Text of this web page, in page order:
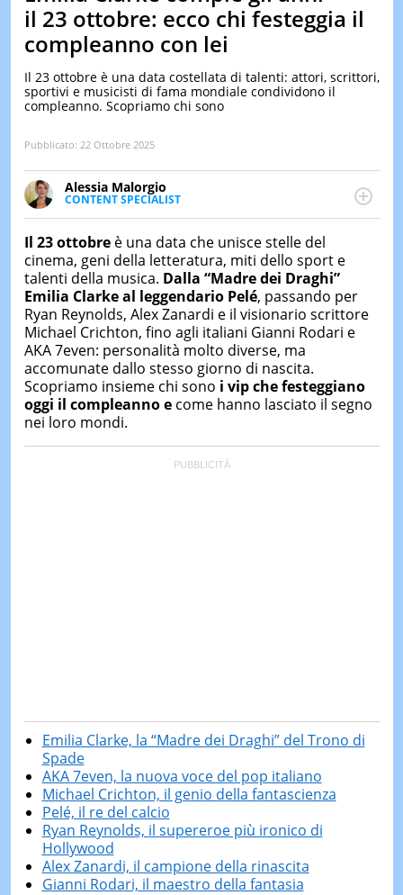
TEST
&
LE
DI
il 23 ottobre: ecco chi festeggia il
compleanno con lei
Il 23 ottobre è una data costellata di talenti: attori, scrittori,
sportivi e musicisti di fama mondiale condividono il
compleanno. Scopriamo chi sono
Pubblicato: 22 Ottobre 2025
Alessia Malorgio
CONTENT SPECIALIST
Ha conseguito un Master in Marketing Management
occupa della creazione di contenuti in ottica SEO e
dello sviluppo di strategie marketing attraverso
canali digitali.
Il 23 ottobreè una data che unisce stelle del
cinema, geni della letteratura, miti dello sport e
talenti della musica. Dalla “Madre dei Draghi”
Emilia Clarke al leggendario Pelé, passando per
Ryan Reynolds, Alex Zanardi e il visionario scrittore
Michael Crichton, fino agli italiani Gianni Rodari e
AKA 7even: personalità molto diverse, ma
accomunate dallo stesso giorno di nascita.
Scopriamo insieme chi sono i vip che festeggiano
oggi il compleanno ecome hanno lasciato il segno
nei loro mondi.
Emilia Clarke, la “Madre dei Draghi” del Trono di
Spade
AKA 7even, la nuova voce del pop italiano
Michael Crichton, il genio della fantascienza
Pelé, il re del calcio
Ryan Reynolds, il supereroe più ironico di
Hollywood
Alex Zanardi, il campione della rinascita
Gianni Rodari, il maestro della fantasia